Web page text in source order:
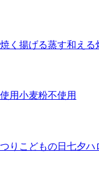
焼く 揚げる蒸す和える
用小麦粉不使用
り こどもの日 七夕ハ